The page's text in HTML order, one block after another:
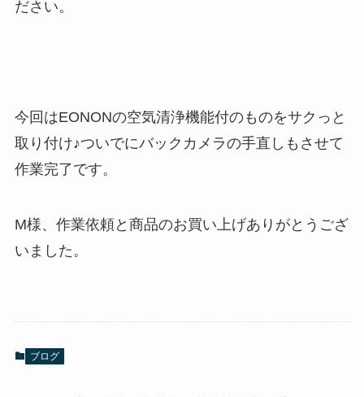
ださい。
今回はEONONの空気清浄機能付のものをサクっと
取り付け♪ついでにバックカメラの手直しもさせて
作業完了です。
M様、作業依頼と商品のお買い上げありがとうござ
いました。
ブログ